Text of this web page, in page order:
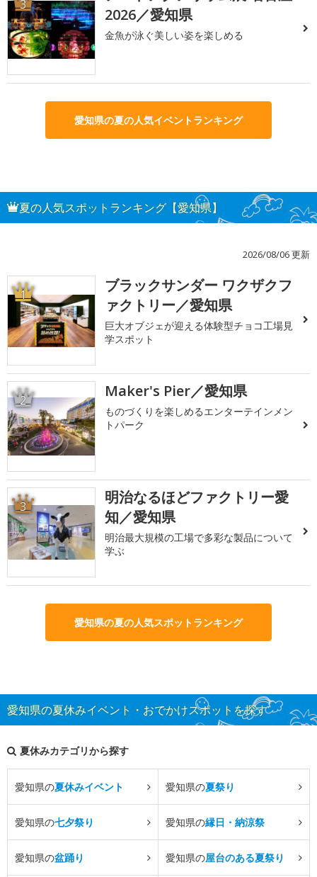
3
2026／愛知県
金魚が泳ぐ美しい姿を楽しめる
愛知県の夏の人気イベントランキング
夏の人気スポットランキング【愛知県】
2026/08/06 更新
1
ブラックサンダー ワクザクフ
ァクトリー／愛知県
巨大オブジェが迎える体験型チョコ工場見
学スポット
2 Maker's Pier／愛知県
ものづくりを楽しめるエンターテインメン
トパーク
3
明治なるほどファクトリー愛
知／愛知県
明治最大規模の工場で多彩な製品について
学ぶ
愛知県の夏の人気スポットランキング
愛知県の夏休みイベント・おでかけスポットを探す
夏休みカテゴリから探す
愛知県の夏休みイベント 愛知県の夏祭り
愛知県の七夕祭り 愛知県の縁日・納涼祭
愛知県の盆踊り 愛知県の屋台のある夏祭り